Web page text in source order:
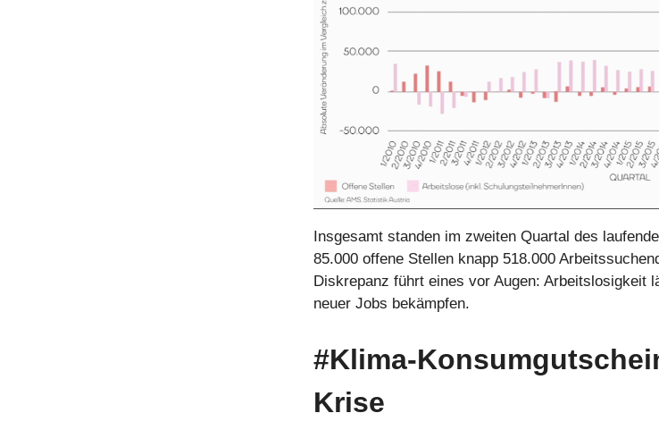
Insgesamt standen im zweiten Quartal des
85.000 offene Stellen knapp 518.000
Diskrepanz führt eines vor Augen: Arbeitslosigkeit
neuer Jobs bekämpfen.
#Klima-
Krise